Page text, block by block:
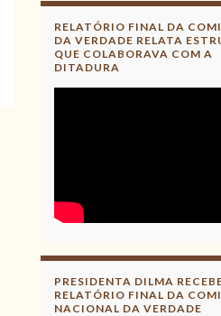
RELATÓRIO FINAL DA
DA VERDADE RELATA
QUE COLABORAVA COM A
DITADURA
PRESIDENTA DILMA
RELATÓRIO FINAL DA
NACIONAL DA VERDADE